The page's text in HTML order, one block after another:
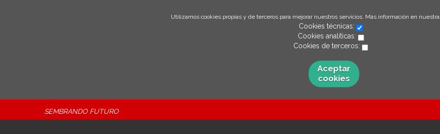
Utilizamos cookies propias y de terceros para mejorar nuestros servicios. Más información en nuestra
Cookies técnicas:
Cookies analíticas:
Cookies de terceros:
Aceptar
cookies
SEMBRANDO FUTURO